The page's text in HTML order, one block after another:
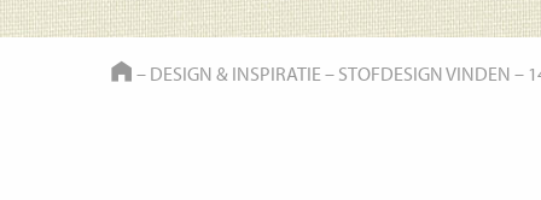
HOME
– DESIGN & INSPIRATIE– STOFDESIGN VINDEN –